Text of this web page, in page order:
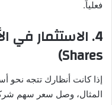
فعلياً.
Shares)
إذا كانت أنظارك تتجه